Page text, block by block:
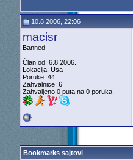
10.8.2006, 22:06
macisr
Banned
Član od: 6.8.2006.
Lokacija: Usa
Poruke: 44
Zahvalnice: 6
Zahvaljeno 0 puta na 0 poruka
Bookmarks sajtovi